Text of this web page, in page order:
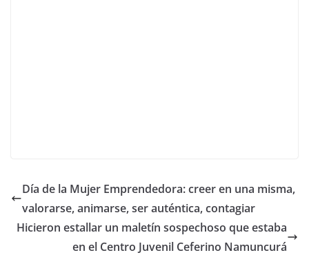
Día de la Mujer Emprendedora: creer en una misma,
valorarse, animarse, ser auténtica, contagiar
Hicieron estallar un maletín sospechoso que estaba
en el Centro Juvenil Ceferino Namuncurá